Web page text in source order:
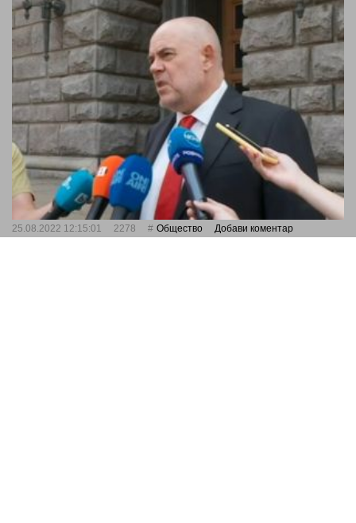
25.08.2022 12:15:01 2278 Общество Добави коментар